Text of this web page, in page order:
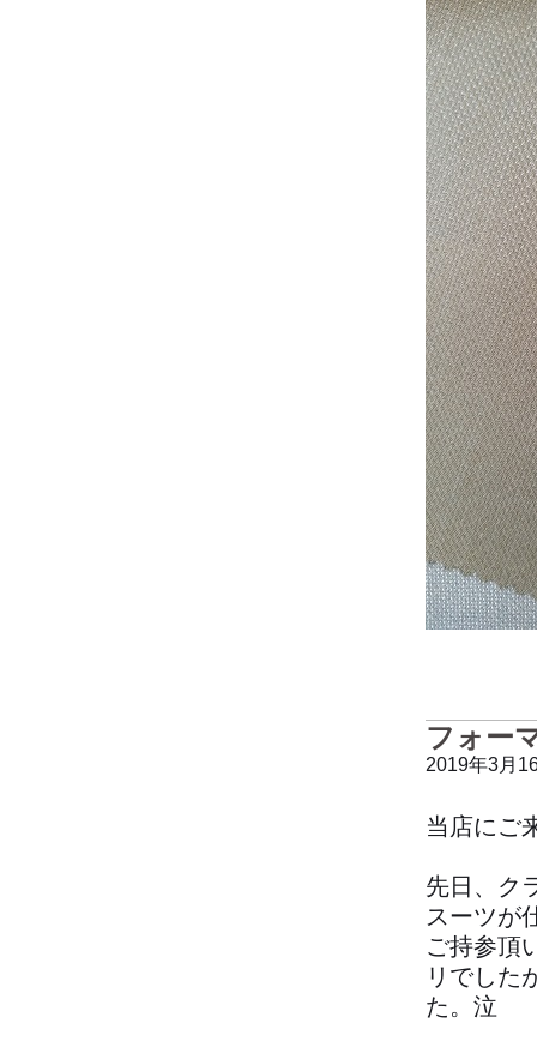
フォー
2019年3月
当店にご
先日、ク
スーツが
ご持参頂
リでした
た。泣